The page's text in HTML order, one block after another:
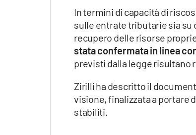
In termini di capacità di
sulle entrate tributarie sia
recupero delle risorse
stata confermata in linea
previsti dalla legge risultano
Zirilli ha descritto il
visione, finalizzata a portare
stabiliti.